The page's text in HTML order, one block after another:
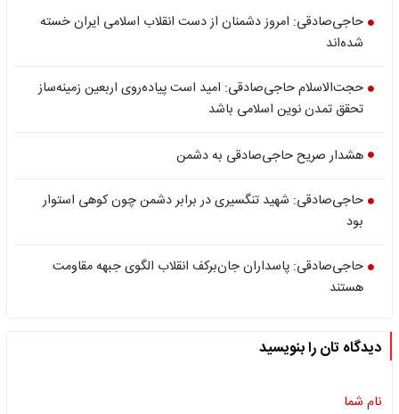
حاجی‌صادقی: امروز دشمنان از دست انقلاب اسلامی ایران خسته
شده‌اند
حجت‌الاسلام حاجی‌صادقی: امید است پیاده‌روی اربعین زمینه‌ساز
تحقق تمدن نوین اسلامی باشد
هشدار صریح حاجی‌صادقی به دشمن
حاجی‌صادقی: شهید تنگسیری در برابر دشمن چون کوهی استوار
بود
حاجی‌صادقی: پاسداران جان‌برکف انقلاب الگوی جبهه مقاومت
هستند
دیدگاه تان را بنویسید
نام شما